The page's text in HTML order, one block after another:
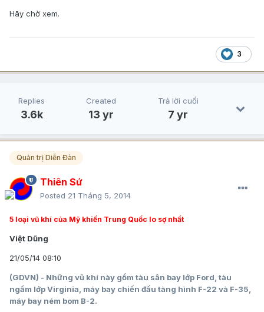
Hãy chờ xem.
3
Replies
3.6k
Created
13 yr
Trả lời cuối
7 yr
Quản trị Diễn Đàn
Thiên Sứ
Posted 21 Tháng 5, 2014
5 loại vũ khí của Mỹ khiến Trung Quốc lo sợ nhất
Việt Dũng
21/05/14 08:10
(GDVN) - Những vũ khí này gồm tàu sân bay lớp Ford, tàu
ngầm lớp Virginia, máy bay chiến đấu tàng hình F-22 và F-35,
máy bay ném bom B-2.